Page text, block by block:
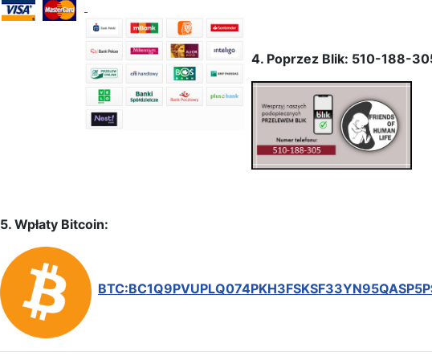
4. Poprzez Blik: 510-188-
5. Wpłaty Bitcoin: